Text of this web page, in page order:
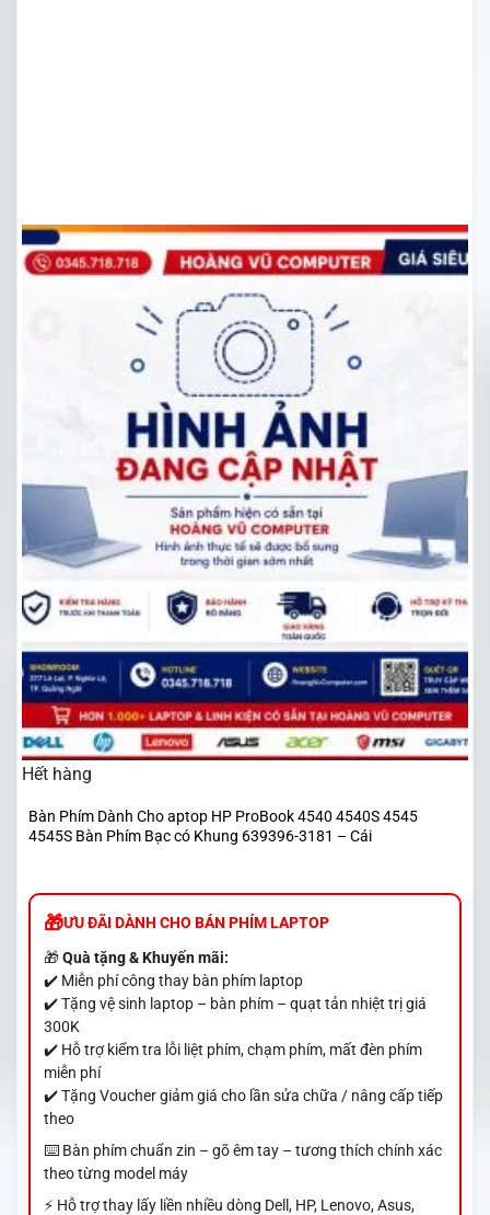
Hết hàng
Bàn Phím Dành Cho aptop HP ProBook 4540 4540S 4545
4545S Bàn Phím Bạc có Khung 639396-3181 – Cái
ƯU ĐÃI DÀNH CHO BÁN PHÍM LAPTOP
🎁Quà tặng & Khuyến mãi:
✔️ Miễn phí công thay bàn phím laptop
✔️ Tặng vệ sinh laptop – bàn phím – quạt tản nhiệt trị giá
300K
✔️ Hỗ trợ kiểm tra lỗi liệt phím, chạm phím, mất đèn phím
miễn phí
✔️ Tặng Voucher giảm giá cho lần sửa chữa / nâng cấp tiếp
theo
⌨️ Bàn phím chuẩn zin – gõ êm tay – tương thích chính xác
theo từng model máy
⚡ Hỗ trợ thay lấy liền nhiều dòng Dell, HP, Lenovo, Asus,